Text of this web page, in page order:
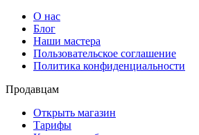
О нас
Блог
Наши мастера
Пользовательское соглашение
Политика конфиденциальности
Продавцам
Открыть магазин
Тарифы